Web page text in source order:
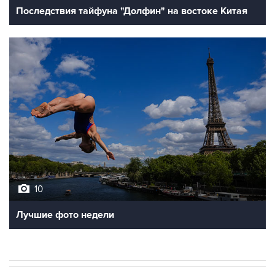
Последствия тайфуна "Долфин" на востоке Китая
10
Лучшие фото недели